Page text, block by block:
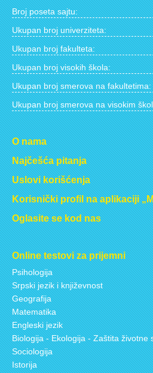
Broj poseta sajtu:
Ukupan broj univerziteta:
Ukupan broj fakulteta:
Ukupan broj visokih škola:
Ukupan broj smerova na fakultetima:
Ukupan broj smerova na visokim
O nama
Najčešća pitanja
Uslovi korišćenja
Korisnički profil na aplikaciji
Oglasite se kod nas
Online testovi za prijemni
Psihologija
Srpski jezik i književnost
Geografija
Matematika
Engleski jezik
Biologija - Ekologija - Zaštita životne
Sociologija
Istorija